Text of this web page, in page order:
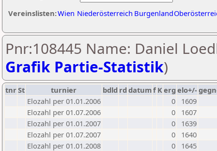
Vereinslisten:Wien Niederösterreich Burgenland
Pnr:108445 Name: Daniel
Grafik Partie-Statistik)
tnrSt turnier bdld rd datumf Kerg elo+/-
Elozahl per 01.01.2006
0
1609
Elozahl per 01.07.2006
0
1607
Elozahl per 01.01.2007
0
1639
Elozahl per 01.07.2007
0
1640
Elozahl per 01.01.2008
0
1645